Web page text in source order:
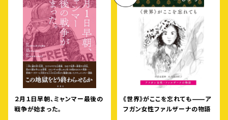
２月１日早朝、ミャンマー最後の
戦争が始まった。
《世界》がここを忘れても——ア
フガン女性ファルザーナの物語